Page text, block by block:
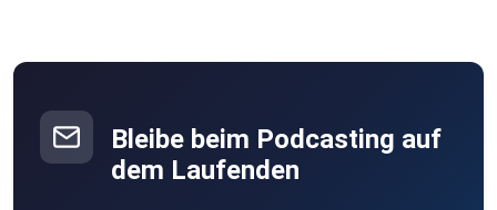
Follow me:
Bleibe beim Podcasting auf
dem Laufenden